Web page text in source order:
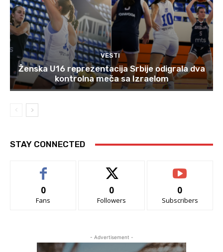
VESTI
Ženska U16 reprezentacija Srbije odigrala dva
kontrolna meča sa Izraelom
STAY CONNECTED
0
Fans
0
Followers
0
Subscribers
- Advertisement -